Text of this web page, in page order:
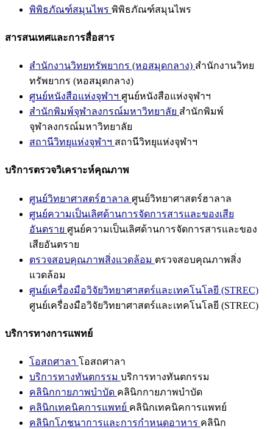
พิพิธภัณฑ์สมุนไพร พิพิธภัณฑ์สมุนไพร
สารสนเทศและการสื่อสาร
สำนักงานวิทยทรัพยากร (หอสมุดกลาง) สำนักงานวิทย
ทรัพยากร (หอสมุดกลาง)
ศูนย์หนังสือแห่งจุฬาฯ ศูนย์หนังสือแห่งจุฬาฯ
สำนักพิมพ์จุฬาลงกรณ์มหาวิทยาลัย สำนักพิมพ์
จุฬาลงกรณ์มหาวิทยาลัย
สถานีวิทยุแห่งจุฬาฯ สถานีวิทยุแห่งจุฬาฯ
บริการตรวจวิเคราะห์คุณภาพ
ศูนย์วิทยาศาสตร์ฮาลาล ศูนย์วิทยาศาสตร์ฮาลาล
ศูนย์ความเป็นเลิศด้านการจัดการสารและของเสีย
อันตราย ศูนย์ความเป็นเลิศด้านการจัดการสารและของ
เสียอันตราย
ตรวจสอบคุณภาพสิ่งแวดล้อม ตรวจสอบคุณภาพสิ่ง
แวดล้อม
ศูนย์เครื่องมือวิจัยวิทยาศาสตร์และเทคโนโลยี (STREC)
ศูนย์เครื่องมือวิจัยวิทยาศาสตร์และเทคโนโลยี (STREC)
บริการทางการแพทย์
โอสถศาลา โอสถศาลา
บริการทางทันตกรรม บริการทางทันตกรรม
คลินิกกายภาพบำบัด คลินิกกายภาพบำบัด
คลินิกเทคนิคการแพทย์ คลินิกเทคนิคการแพทย์
คลินิกโภชนาการและการกำหนดอาหาร คลินิก